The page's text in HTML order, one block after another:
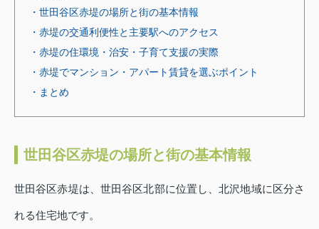
・世田谷区赤堤の場所と街の基本情報
・赤堤の交通利便性と主要駅へのアクセス
・赤堤の住環境・治安・子育て支援の実際
・赤堤でマンション・アパート賃貸を選ぶポイント
・まとめ
世田谷区赤堤の場所と街の基本情報
世田谷区赤堤は、世田谷区北部に位置し、北沢地域に区分さ
れる住宅地です。